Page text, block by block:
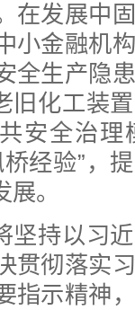
在发展中
小金融机
全生产隐
旧化工装
安全治理
经验”，
。
持以习近
贯彻落实
指示精神